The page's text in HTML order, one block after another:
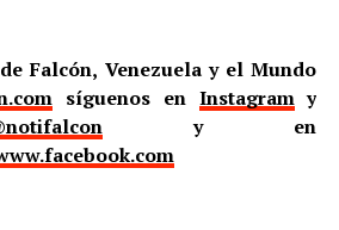
Falcón, Venezuela y el Mundo
síguenos en Instagramy
y en